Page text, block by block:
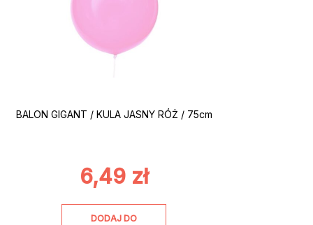
BALON GIGANT / KULA JASNY RÓŻ / 75cm
6,49 zł
DODAJ DO